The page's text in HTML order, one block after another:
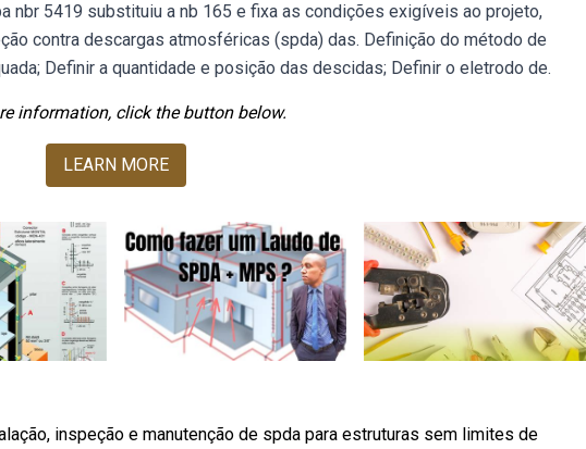
nbr 5419 substituiu a nb 165 e fixa as condições exigíveis ao projeto,
contra descargas atmosféricas (spda) das. Definição do método de
Definir a quantidade e posição das descidas; Definir o eletrodo de.
information, click the button below.
LEARN MORE
inspeção e manutenção de spda para estruturas sem limites de